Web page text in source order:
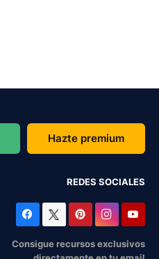
Hazte premium
REDES SOCIALES
Consigue recursos exclusivos